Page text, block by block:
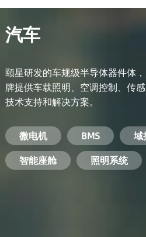
汽车
颐星研发的车规级半导体器件体
牌提供车载照明、空调控制、传
技术支持和解决方案。
微电机 BMS 域
智能座舱
照明系统
电池管理系统
储能逆
工业电焊机 变频器
安防摄像头
开关电源 手机充电器
PC电源
电脑 手机 基站
智能农业 智能医疗
智能家居